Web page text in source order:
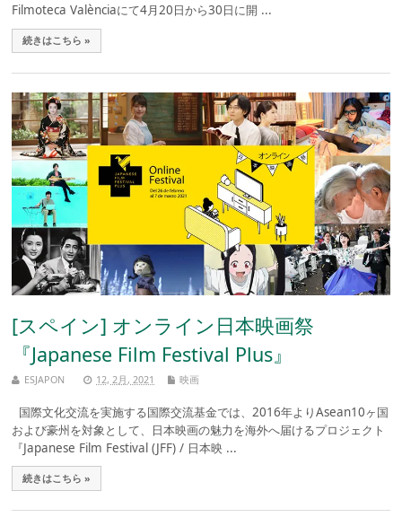
Filmoteca Valènciaにて4月20日から30日に開 ...
続きはこちら »
[スペイン] オンライン日本映画祭
『Japanese Film Festival Plus』
ESJAPON 12, 2月, 2021 映画
国際文化交流を実施する国際交流基金では、2016年よりAsean10ヶ国
および豪州を対象として、日本映画の魅力を海外へ届けるプロジェクト
『Japanese Film Festival (JFF) / 日本映 ...
続きはこちら »